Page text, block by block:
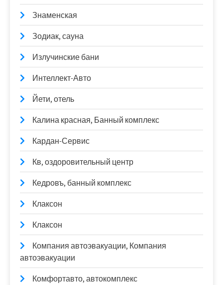
Знаменская
Зодиак, сауна
Излучинские бани
Интеллект-Авто
Йети, отель
Калина красная, Банный комплекс
Кардан-Сервис
Кв, оздоровительный центр
Кедровъ, банный комплекс
Клаксон
Клаксон
Компания автоэвакуации, Компания
автоэвакуации
Комфортавто, автокомплекс